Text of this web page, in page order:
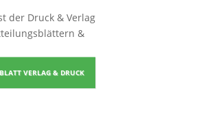
der Druck & Verlag
&
VERLAG & DRUCK